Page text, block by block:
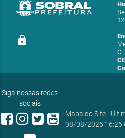
lock
CE
Siga nossas redes
sociais
Mapa do Site-
08/08/2026